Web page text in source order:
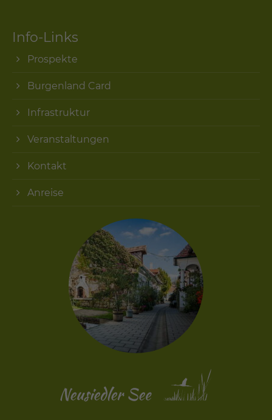
Info-Links
Prospekte
Burgenland Card
Infrastruktur
Veranstaltungen
Kontakt
Anreise